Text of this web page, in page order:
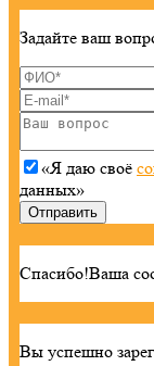
Задайте ваш
«Я даю своё
данных»
Спасибо!Ваша
Вы успешно